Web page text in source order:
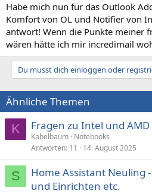
Habe mich nun für das Outlook
Komfort von OL und Notifier von
antwort! Wenn die Punkte meiner
wären hätte ich mir incredimail
Du musst dich einloggen oder
Ähnliche Themen
K Fragen zu Intel und AMD
Kabelbaum Notebooks
Antworten 11 14. August 2025
S
Home Assistant Neuling
und Einrichten etc.